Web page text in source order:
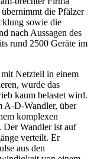
die Pfälzer
sowie die
nach Aussagen des
rund 2500 Geräte im
mit Netzteil in einem
wurde das
kaum belastet wird.
A-D-Wandler, über
komplexen
Der Wandler ist auf
verteilt. Er
aus den